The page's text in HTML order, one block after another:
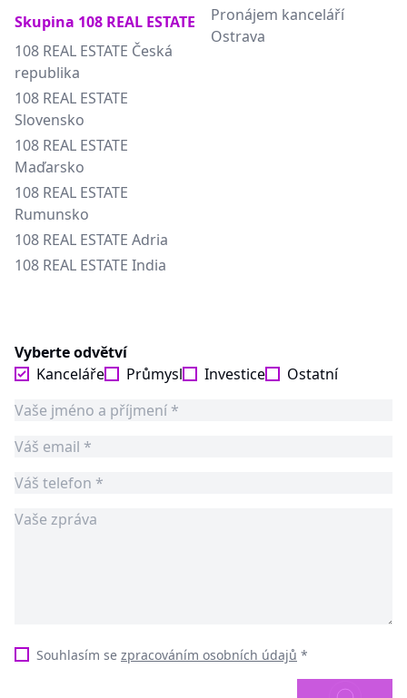
Skupina 108 REAL ESTATE
108 REAL ESTATE Česká
republika
108 REAL ESTATE
Slovensko
108 REAL ESTATE
Maďarsko
108 REAL ESTATE
Rumunsko
108 REAL ESTATE Adria
108 REAL ESTATE India
Pronájem kanceláří
Ostrava
Vyberte odvětví
Kanceláře
Průmysl Investice Ostatní
Souhlasím se zpracováním osobních údajů *